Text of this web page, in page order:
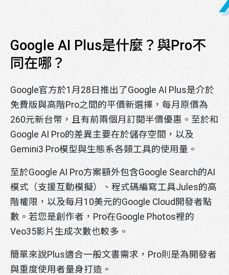
Google AI Plus是什麼？與Pro不
同在哪？
Google官方於1月28日推出了Google AI Plus是介於
免費版與高階Pro之間的平價新選擇，每月原價為
260元新台幣，且有前兩個月訂閱半價優惠。至於和
Google AI Pro的差異主要在於儲存空間，以及
Gemini3 Pro模型與生態系各類工具的使用量。
至於Google AI Pro方案額外包含Google Search的AI
模式（支援互動模擬）、程式碼編寫工具Jules的高
階權限，以及每月10美元的Google Cloud開發者點
數。若您是創作者，Pro在Google Photos裡的
Veo35影片生成次數也較多。
簡單來說Plus適合一般文書需求，Pro則是為開發者
與重度使用者量身打造。